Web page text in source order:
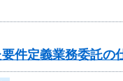
件定義業務委託